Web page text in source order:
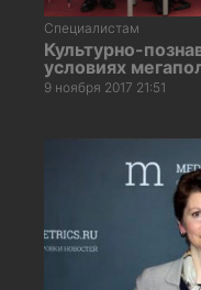
Специалистам
Культурно-
условиях
9 ноября 2017 21:51